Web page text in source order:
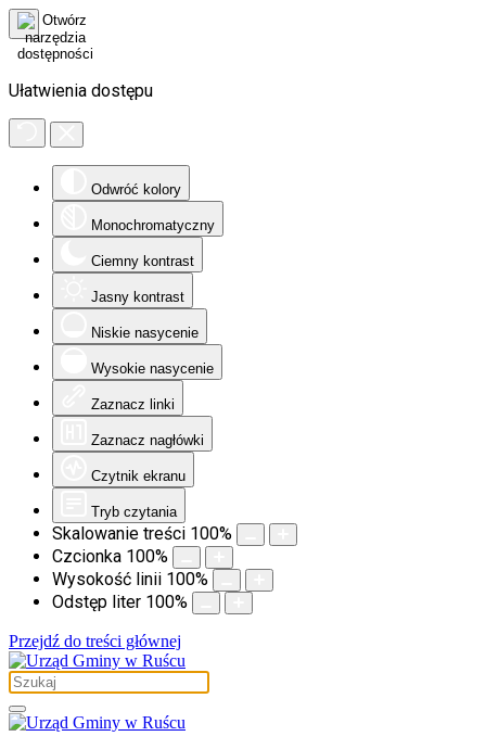
Ułatwienia dostępu
Odwróć kolory
Monochromatyczny
Ciemny kontrast
Jasny kontrast
Niskie nasycenie
Wysokie nasycenie
Zaznacz linki
Zaznacz nagłówki
Czytnik ekranu
Tryb czytania
Skalowanie treści 100%
Czcionka 100%
Wysokość linii 100%
Odstęp liter 100%
Przejdź do treści głównej